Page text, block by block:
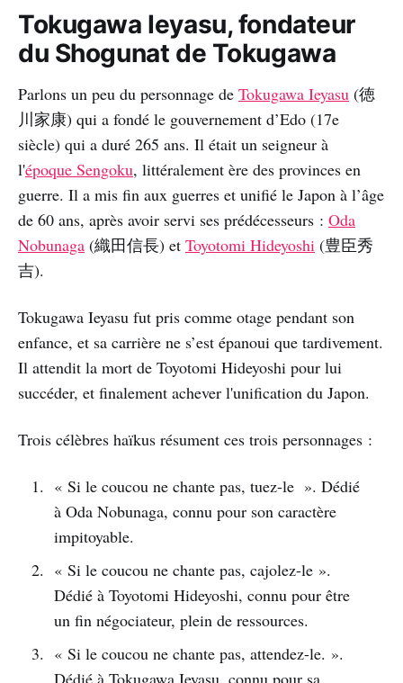
Tokugawa Ieyasu, fondateur
du Shogunat de Tokugawa
Parlons un peu du personnage de Tokugawa Ieyasu (徳
川家康) qui a fondé le gouvernement d’Edo (17e
siècle) qui a duré 265 ans. Il était un seigneur à
l'époque Sengoku, littéralement ère des provinces en
guerre. Il a mis fin aux guerres et unifié le Japon à l’âge
de 60 ans, après avoir servi ses prédécesseurs : Oda
Nobunaga (織田信長) et Toyotomi Hideyoshi (豊臣秀
吉).
Tokugawa Ieyasu fut pris comme otage pendant son
enfance, et sa carrière ne s’est épanoui que tardivement.
Il attendit la mort de Toyotomi Hideyoshi pour lui
succéder, et finalement achever l'unification du Japon.
Trois célèbres haïkus résument ces trois personnages :
« Si le coucou ne chante pas, tuez-le ». Dédié
à Oda Nobunaga, connu pour son caractère
impitoyable.
« Si le coucou ne chante pas, cajolez-le ».
Dédié à Toyotomi Hideyoshi, connu pour être
un fin négociateur, plein de ressources.
« Si le coucou ne chante pas, attendez-le. ».
Dédié à Tokugawa Ieyasu, connu pour sa